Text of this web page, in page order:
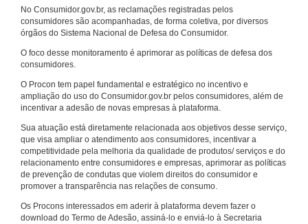
No Consumidor.gov.br, as reclamações registradas pelos
consumidores são acompanhadas, de forma coletiva, por diversos
órgãos do Sistema Nacional de Defesa do Consumidor.
O foco desse monitoramento é aprimorar as políticas de defesa dos
consumidores.
O Procon tem papel fundamental e estratégico no incentivo e
ampliação do uso do Consumidor.gov.br pelos consumidores, além de
incentivar a adesão de novas empresas à plataforma.
Sua atuação está diretamente relacionada aos objetivos desse serviço,
que visa ampliar o atendimento aos consumidores, incentivar a
competitividade pela melhoria da qualidade de produtos/ serviços e do
relacionamento entre consumidores e empresas, aprimorar as políticas
de prevenção de condutas que violem direitos do consumidor e
promover a transparência nas relações de consumo.
Os Procons interessados em aderir à plataforma devem fazer o
download do Termo de Adesão, assiná-lo e enviá-lo à Secretaria